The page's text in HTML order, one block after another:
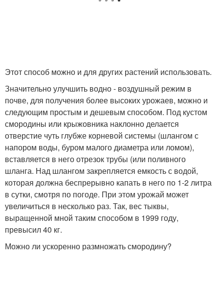
Этот способ можно и для других растений использовать.
Значительно улучшить водно - воздушный режим в
почве, для получения более высоких урожаев, можно и
следующим простым и дешевым способом. Под кустом
смородины или крыжовника наклонно делается
отверстие чуть глубже корневой системы (шлангом с
напором воды, буром малого диаметра или ломом),
вставляется в него отрезок трубы (или поливного
шланга. Над шлангом закрепляется емкость с водой,
которая должна беспрерывно капать в него по 1-2 литра
в сутки, смотря по погоде. При этом урожай может
увеличиться в несколько раз. Так, вес тыквы,
выращенной мной таким способом в 1999 году,
превысил 40 кг.
Можно ли ускоренно размножать смородину?